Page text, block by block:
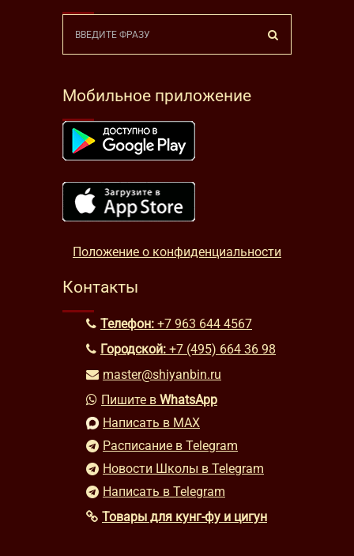
Мобильное приложение
Положение о конфиденциальности
Контакты
Телефон: +7 963 644 4567
Городской: +7 (495) 664 36 98
master@shiyanbin.ru
Пишите в WhatsApp
Написать в MAX
Расписание в Telegram
Новости Школы в Telegram
Написать в Telegram
Товары для кунг-фу и цигун